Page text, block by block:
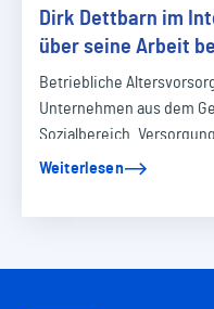
Dirk Dettbarn im Interview: Der
über seine Arbeit
Betriebliche
Unternehmen aus dem
Sozialbereich.
Weiterlesen